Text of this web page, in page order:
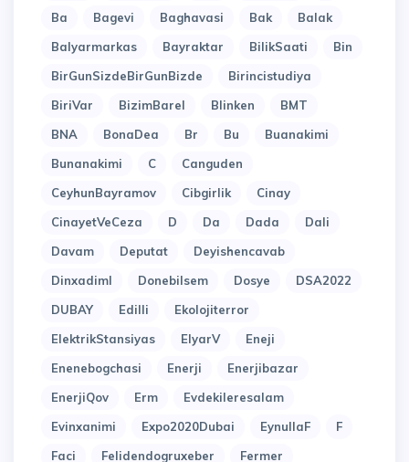
Ba
Bagevi Baghavasi Bak
Balak
Balyarmarkas
Bayraktar BilikSaati
Bin
BirGunSizdeBirGunBizde
Birincistudiya
BiriVar
BizimBarel Blinken
BMT
BNA
BonaDea Br Bu
Buanakimi
Bunanakimi
C
Canguden
CeyhunBayramov
Cibgirlik
Cinay
CinayetVeCeza
D Da Dada
Dali
Davam
Deputat
Deyishencavab
Dinxadiml
Donebilsem Dosye
DSA2022
DUBAY
Edilli
Ekolojiterror
ElektrikStansiyas
ElyarV
Eneji
Enenebogchasi
Enerji
Enerjibazar
EnerjiQov
Erm
Evdekileresalam
Evinxanimi
Expo2020Dubai EynullaF
F
Faci
Felidendogruxeber
Fermer